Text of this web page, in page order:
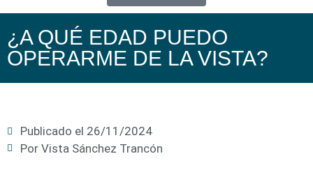
¿A QUÉ EDAD PUEDO
OPERARME DE LA VISTA?
Publicado el 26/11/2024
Por Vista Sánchez Trancón